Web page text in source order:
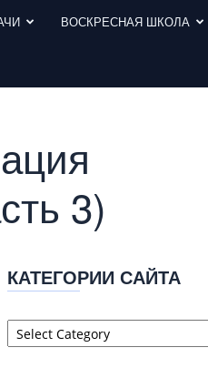
ВОСКРЕСНАЯ ШКОЛА
3)
КАТЕГОРИИ САЙТА
Категории
сайта